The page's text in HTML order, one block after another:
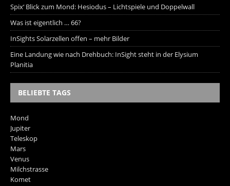
Spix‘ Blick zum Mond: Hesiodus – Lichtspiele und Doppelwall
Was ist eigentlich … 66?
InSights Solarzellen offen – mehr Bilder
Eine Landung wie nach Drehbuch: InSight steht in der Elysium
Planitia
BELIEBTE TAGS
Mond
Jupiter
Teleskop
Mars
Venus
Milchstrasse
Komet